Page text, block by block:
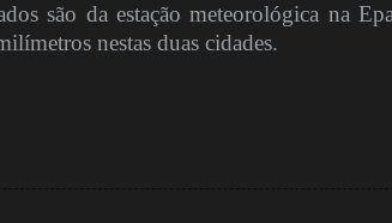
são da estação meteorológica na
nestas duas cidades.